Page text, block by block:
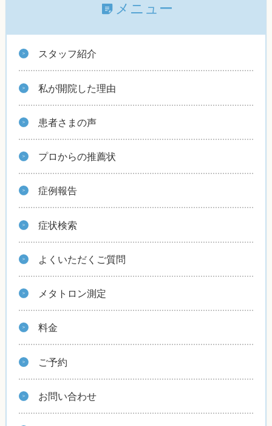
メニュー
スタッフ紹介
私が開院した理由
患者さまの声
プロからの推薦状
症例報告
症状検索
よくいただくご質問
メタトロン測定
料金
ご予約
お問い合わせ